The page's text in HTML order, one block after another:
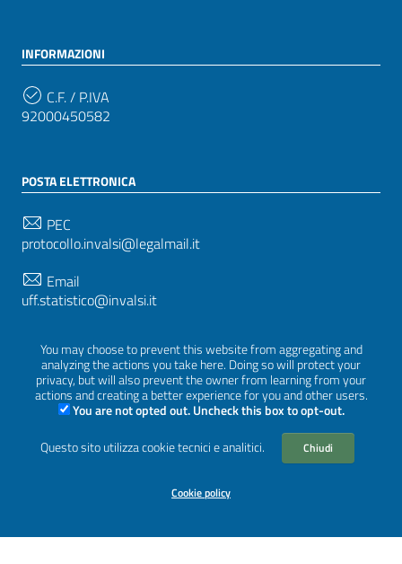
You may choose to prevent this website from aggregating and
analyzing the actions you take here. Doing so will protect your
privacy, but will also prevent the owner from learning from your
actions and creating a better experience for you and other users.
You are not opted out. Uncheck this box to opt-out.
Questo sito utilizza cookie tecnici e analitici.
Chiudi
Cookie policy
INFORMAZIONI
C.F. / P.IVA
92000450582
POSTA ELETTRONICA
PEC
protocollo.invalsi@legalmail.it
Email
uff.statistico@invalsi.it
restituzione.dati@invalsi.it
SEGUICI SU
Sezione Link Utili
| Basato sul Prototipo per siti PA di AgID